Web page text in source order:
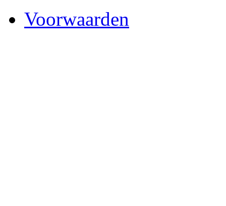
Voorwaarden